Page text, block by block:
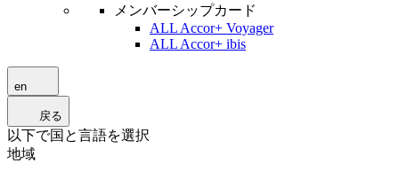
メンバーシップカード
ALL Accor+ Voyager
ALL Accor+ ibis
en
戻る
以下で国と言語を選択
地域